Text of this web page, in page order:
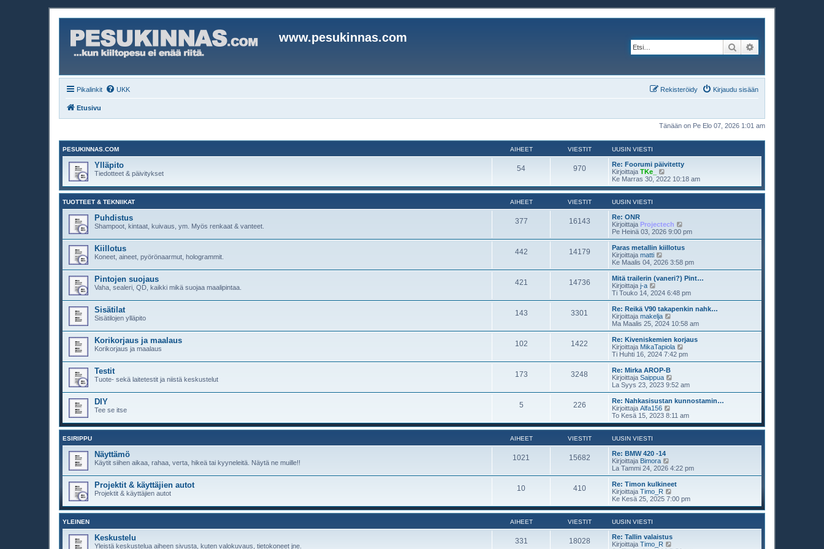
www.pesukinnas.com
Etsi
Pikalinkit UKK Kirjaudu sisään
Rekisteröidy
Etusivu
Tänään on Pe Elo 07, 2026 1:01 am
PESUKINNAS.COM AIHEET VIESTIT UUSIN VIESTI
Ylläpito
Tiedotteet & päivitykset
54 970
Re: Foorumi päivitetty
Kirjoittaja TKe_
ä
y
t
u
s
i
v
i
e
s
i
Ke Marras 30, 2022 10:18 am
TUOTTEET & TEKNIIKAT AIHEET VIESTIT UUSIN VIESTI
Puhdistus
Shampoot, kintaat, kuivaus, ym. Myös renkaat & vanteet.
377 16143
Re: ONR
Kirjoittaja Projectech
ä
y
t
u
u
s
i
v
e
t
i
Pe Heinä 03, 2026 9:00 pm
Kiillotus
Koneet, aineet, pyörönaarmut, hologrammit.
442 14179
Paras metallin kiillotus
Kirjoittaja matti
ä
y
t
u
s
i
n
v
e
s
i
Ke Maalis 04, 2026 3:58 pm
Pintojen suojaus
Vaha, sealeri, QD, kaikki mikä suojaa maalipintaa.
421 14736
Mitä trailerin (vaneri?) Pint…
Kirjoittaja j-a
ä
y
t
ä
u
i
n
v
e
s
t
i
Ti Touko 14, 2024 6:48 pm
Sisätilat
Sisätilojen ylläpito
143 3301
Re: Reikä V90 takapenkin nahk…
Kirjoittaja makelja
ä
y
ä
u
i
n
v
e
t
i
Ma Maalis 25, 2024 10:58 am
Korikorjaus ja maalaus
Korikorjaus ja maalaus
102 1422
Re: Kiveniskemien korjaus
Kirjoittaja MikaTapiola
ä
y
u
i
v
i
Ti Huhti 16, 2024 7:42 pm
Testit
Tuote- sekä laitetestit ja niistä keskustelut
173 3248
Re: Mirka AROP-B
Kirjoittaja Saippua
ä
y
t
u
s
e
s
i
La Syys 23, 2023 9:52 am
DIY
Tee se itse
5 226
Re: Nahkasisustan kunnostamin…
Kirjoittaja Alfa156
ä
y
t
u
i
i
e
s
t
To Kesä 15, 2023 8:11 am
ESIRIPPU AIHEET VIESTIT UUSIN VIESTI
Näyttämö
Käytit siihen aikaa, rahaa, verta, hikeä tai kyyneleitä. Näytä ne muille!!
1021 15682
Re: BMW 420 -14
Kirjoittaja Bimora
ä
y
t
ä
u
s
i
La Tammi 24, 2026 4:22 pm
Projektit & käyttäjien autot
Projektit & käyttäjien autot
10 410
Re: Timon kulkineet
Kirjoittaja Timo_R
ä
y
t
u
u
Ke Kesä 25, 2025 7:00 pm
YLEINEN AIHEET VIESTIT UUSIN VIESTI
Keskustelu
Yleistä keskustelua aiheen sivusta, kuten valokuvaus, tietokoneet jne.
331 18028
Re: Tallin valaistus
Kirjoittaja Timo_R